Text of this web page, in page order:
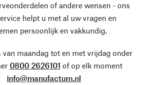
of andere wensen - ons
helpt u met al uw vragen en
persoonlijk en vakkundig.
van maandag tot en met vrijdag onder
0800 2626101 of op elk moment
info@manufactum.nl